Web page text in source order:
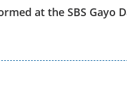
at the SBS Gayo